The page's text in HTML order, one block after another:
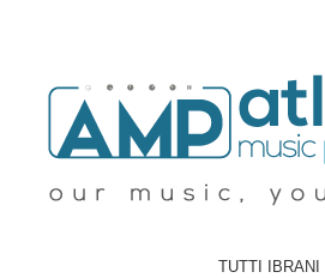
TUTTI IBRANI